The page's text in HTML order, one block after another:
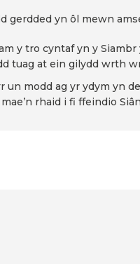
gerdded yn ôl mewn
y tro cyntaf yn y
tuag at ein gilydd wrth
modd ag yr ydym yn
rhaid i fi ffeindio